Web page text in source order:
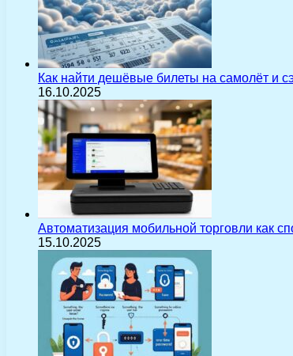
Как найти дешёвые билеты на самолёт и
16.10.2025
Автоматизация мобильной торговли как
15.10.2025